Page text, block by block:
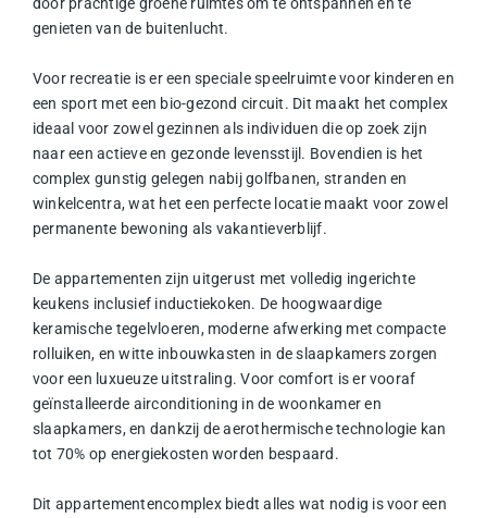
door prachtige groene ruimtes om te ontspannen en te
genieten van de buitenlucht.
Voor recreatie is er een speciale speelruimte voor kinderen en
een sport met een bio-gezond circuit. Dit maakt het complex
ideaal voor zowel gezinnen als individuen die op zoek zijn
naar een actieve en gezonde levensstijl. Bovendien is het
complex gunstig gelegen nabij golfbanen, stranden en
winkelcentra, wat het een perfecte locatie maakt voor zowel
permanente bewoning als vakantieverblijf.
De appartementen zijn uitgerust met volledig ingerichte
keukens inclusief inductiekoken. De hoogwaardige
keramische tegelvloeren, moderne afwerking met compacte
rolluiken, en witte inbouwkasten in de slaapkamers zorgen
voor een luxueuze uitstraling. Voor comfort is er vooraf
geïnstalleerde airconditioning in de woonkamer en
slaapkamers, en dankzij de aerothermische technologie kan
tot 70% op energiekosten worden bespaard.
Dit appartementencomplex biedt alles wat nodig is voor een